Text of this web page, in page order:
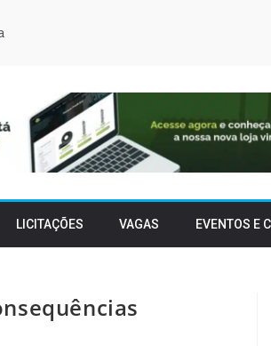
LICITAÇÕES VAGAS EVENTOS E